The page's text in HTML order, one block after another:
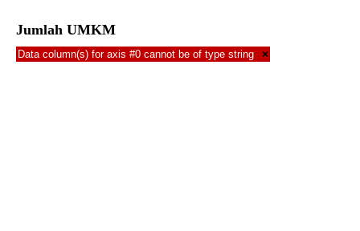
Jumlah UMKM
Data column(s) for axis #0 cannot be of type string ×